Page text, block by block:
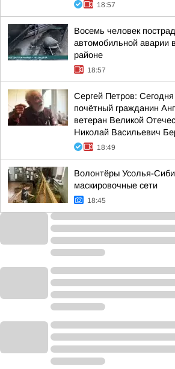
18:57
Восемь человек
автомобильной аварии
районе
18:57
Сергей Петров:
почётный гражданин
ветеран Великой
Николай Васильевич
18:49
Волонтёры Усолья-
маскировочные сети
18:45